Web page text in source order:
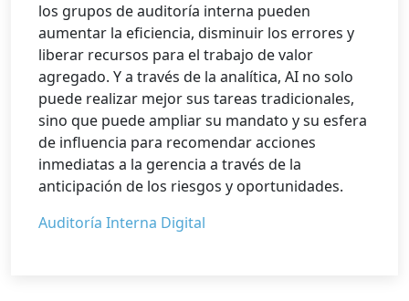
los grupos de auditoría interna pueden
aumentar la eficiencia, disminuir los errores y
liberar recursos para el trabajo de valor
agregado. Y a través de la analítica, AI no solo
puede realizar mejor sus tareas tradicionales,
sino que puede ampliar su mandato y su esfera
de influencia para recomendar acciones
inmediatas a la gerencia a través de la
anticipación de los riesgos y oportunidades.
Auditoría Interna Digital